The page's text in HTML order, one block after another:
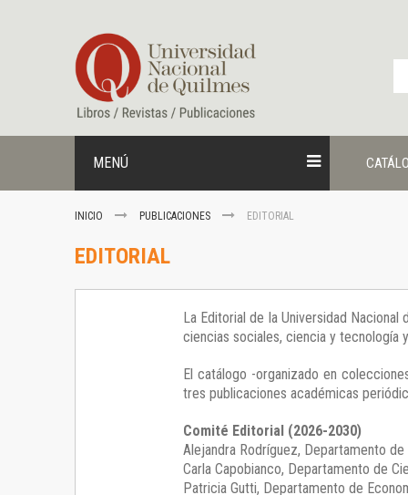
contenido
MENÚ
INICIO PUBLICACIONES EDITORIAL
EDITORIAL
La Editorial de la Universidad
ciencias sociales, ciencia y tecnología
El catálogo -organizado en
tres publicaciones académicas
Comité Editorial (2026-2030)
Alejandra Rodríguez, Departamento de
Carla Capobianco, Departamento de
Patricia Gutti, Departamento de